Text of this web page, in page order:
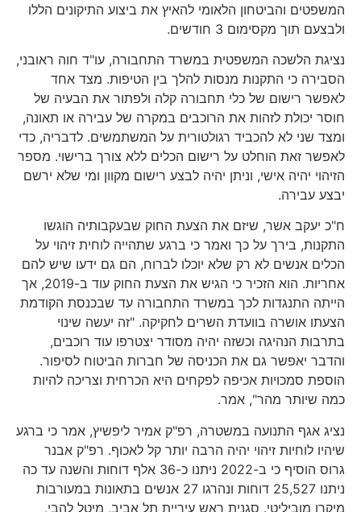
המשפטים והביטחון הלאומי להאיץ את ביצוע התיקונים הללו
ולבצעם תוך מקסימום 3 חודשים.
נציגת הלשכה המשפטית במשרד התחבורה, עו"ד חוה ראובני,
הסבירה כי התקנות מנסות להלך בין הטיפות. מצד אחד
לאפשר רישום של כלי תחבורה קלה ולפתור את הבעיה של
חוסר יכולת לזהות את הרוכבים במקרה של עבירה או תאונה,
ומצד שני לא להכביד רגולטורית על המשתמשים. לדבריה, כדי
לאפשר זאת הוחלט על רישום הכלים ללא צורך ברישוי. מספר
הזיהוי יהיה אישי, וניתן יהיה לבצע רישום מקוון ומי שלא ירשם
יבצע עבירה.
ח"כ יעקב אשר, שיזם את הצעת החוק שבעקבותיה הוגשו
התקנות, בירך על כך ואמר כי ברגע שתהייה לוחית זיהוי על
הכלים אנשים לא רק שלא יוכלו לברוח, הם גם ידעו שיש להם
אחריות. הוא הזכיר כי הגיש את הצעת החוק עוד ב-2019, אך
הייתה התנגדות לכך במשרד התחבורה עד שבכנסת הקודמת
הצעתו אושרה בוועדת השרים לחקיקה. "זה יעשה שינוי
בתרבות הנהיגה וכשזה יהיה מסודר יצטרפו עוד רוכבים,
והדבר יאפשר גם את הכניסה של חברות הביטוח לסיפור.
הוספת סמכויות אכיפה לפקחים היא הכרחית וצריכה להיות
כמה שיותר מהר", אמר.
נציג אגף התנועה במשטרה, רפ"ק אמיר ליפשיץ, אמר כי ברגע
שיהיו לוחיות זיהוי יהיה הרבה יותר קל לאכוף. רפ"ק אבנר
גרוס הוסיף כי ב-2022 ניתנו כ-36 אלף דוחות והשנה עד כה
ניתנו 25,527 דוחות ונהרגו 27 אנשים בתאונות במעורבות
מיקרו מוביליטי. סגנית ראש עיריית תל אביב, מיטל להבי,